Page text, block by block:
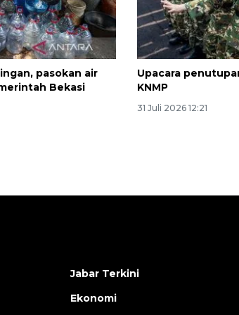
pasokan air
Bekasi
Upacara
KNMP
31 Juli 2026 12:21
Awas
Jabar Terkini
Ekonomi